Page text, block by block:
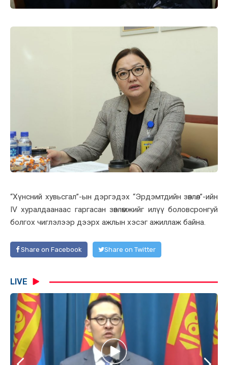
“Хүнсний хувьсгал”-ын дэргэдэх “Эрдэмтдийн зөвлөл”-ийн
IV хуралдаанаас гаргасан зөвлөмжийг илүү боловсронгуй
болгох чиглэлээр дээрх ажлын хэсэг ажиллаж байна.
Share on Facebook Share on Twitter
LIVE